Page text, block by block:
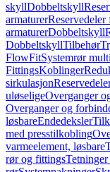
skyllDobbeltskyll
armaturer
armaturerDobbeltskyll
DobbeltskyllTilbehør
FlowFitSystemrør
FittingsKoblinger
sirkulasjon
uløseligeOverganger
Overganger og
løsbareEndedeksler
med presstilkobling
varmeelement, løsbare
rør og fittings